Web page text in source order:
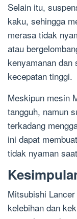
Selain itu,
kaku, sehingga
merasa tidak
atau
kenyamanan
kecepatan tinggi.
Meskipun mesin
tangguh, namun
terkadang
ini dapat
tidak nyaman
Mitsubishi
kelebihan dan